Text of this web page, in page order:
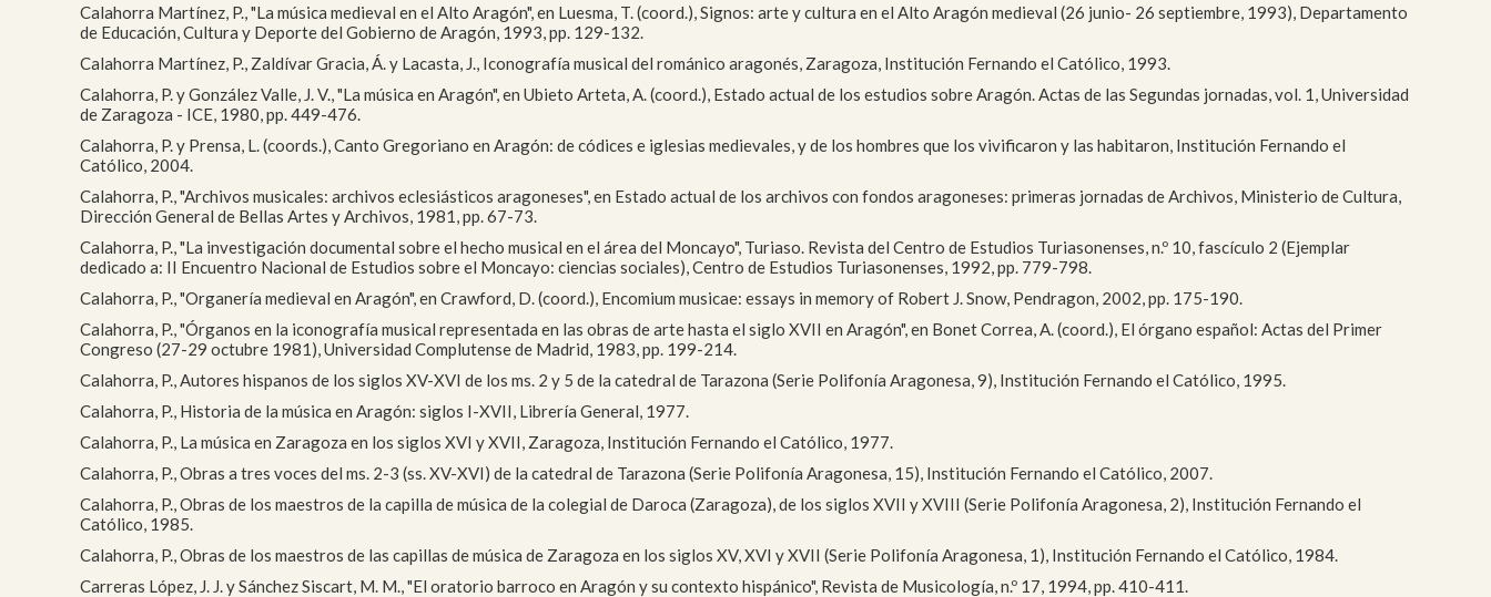
Calahorra Martínez, P., "La música medieval en el Alto Aragón", en Luesma, T. (coord.), Signos: arte y cultura en el Alto Aragón medieval (26 junio- 26 septiembre, 1993), Departamento
de Educación, Cultura y Deporte del Gobierno de Aragón, 1993, pp. 129-132.
Calahorra Martínez, P., Zaldívar Gracia, Á. y Lacasta, J., Iconografía musical del románico aragonés, Zaragoza, Institución Fernando el Católico, 1993.
Calahorra, P. y González Valle, J. V., "La música en Aragón", en Ubieto Arteta, A. (coord.), Estado actual de los estudios sobre Aragón. Actas de las Segundas jornadas, vol. 1, Universidad
de Zaragoza - ICE, 1980, pp. 449-476.
Calahorra, P. y Prensa, L. (coords.), Canto Gregoriano en Aragón: de códices e iglesias medievales, y de los hombres que los vivificaron y las habitaron, Institución Fernando el
Católico, 2004.
Calahorra, P., "Archivos musicales: archivos eclesiásticos aragoneses", en Estado actual de los archivos con fondos aragoneses: primeras jornadas de Archivos, Ministerio de Cultura,
Dirección General de Bellas Artes y Archivos, 1981, pp. 67-73.
Calahorra, P., "La investigación documental sobre el hecho musical en el área del Moncayo", Turiaso. Revista del Centro de Estudios Turiasonenses, n.º 10, fascículo 2 (Ejemplar
dedicado a: II Encuentro Nacional de Estudios sobre el Moncayo: ciencias sociales), Centro de Estudios Turiasonenses, 1992, pp. 779-798.
Calahorra, P., "Organería medieval en Aragón", en Crawford, D. (coord.), Encomium musicae: essays in memory of Robert J. Snow, Pendragon, 2002, pp. 175-190.
Calahorra, P., "Órganos en la iconografía musical representada en las obras de arte hasta el siglo XVII en Aragón", en Bonet Correa, A. (coord.), El órgano español: Actas del Primer
Congreso (27-29 octubre 1981), Universidad Complutense de Madrid, 1983, pp. 199-214.
Calahorra, P., Autores hispanos de los siglos XV-XVI de los ms. 2 y 5 de la catedral de Tarazona (Serie Polifonía Aragonesa, 9), Institución Fernando el Católico, 1995.
Calahorra, P., Historia de la música en Aragón: siglos I-XVII, Librería General, 1977.
Calahorra, P., La música en Zaragoza en los siglos XVI y XVII, Zaragoza, Institución Fernando el Católico, 1977.
Calahorra, P., Obras a tres voces del ms. 2-3 (ss. XV-XVI) de la catedral de Tarazona (Serie Polifonía Aragonesa, 15), Institución Fernando el Católico, 2007.
Calahorra, P., Obras de los maestros de la capilla de música de la colegial de Daroca (Zaragoza), de los siglos XVII y XVIII (Serie Polifonía Aragonesa, 2), Institución Fernando el
Católico, 1985.
Calahorra, P., Obras de los maestros de las capillas de música de Zaragoza en los siglos XV, XVI y XVII (Serie Polifonía Aragonesa, 1), Institución Fernando el Católico, 1984.
Carreras López, J. J. y Sánchez Siscart, M. M., "El oratorio barroco en Aragón y su contexto hispánico", Revista de Musicología, n.º 17, 1994, pp. 410-411.